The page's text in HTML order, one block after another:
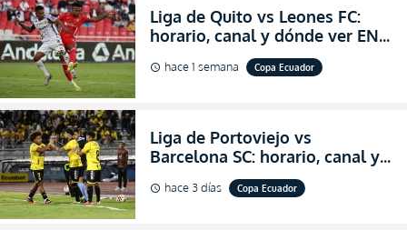
Liga de Quito vs Leones FC:
horario, canal y dónde ver EN
VIVO los octavos de final de la
Copa Ecuador 2026
schedule hace 1 semana Copa Ecuador
Liga de Portoviejo vs
Barcelona SC: horario, canal y
dónde ver EN VIVO los octavos
de final de la Copa Ecuador
schedule hace 3 días Copa Ecuador